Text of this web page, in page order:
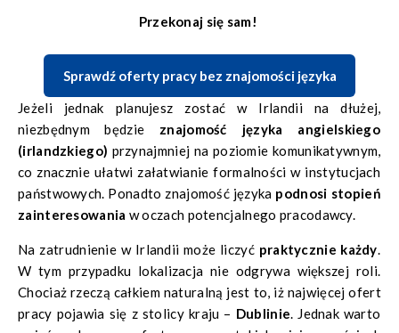
Przekonaj się sam!
Sprawdź oferty pracy bez znajomości języka
Jeżeli jednak planujesz zostać w Irlandii na dłużej,
niezbędnym będzie znajomość języka angielskiego
(irlandzkiego) przynajmniej na poziomie komunikatywnym,
co znacznie ułatwi załatwianie formalności w instytucjach
państwowych. Ponadto znajomość języka podnosi stopień
zainteresowania w oczach potencjalnego pracodawcy.
Na zatrudnienie w Irlandii może liczyć praktycznie każdy.
W tym przypadku lokalizacja nie odgrywa większej roli.
Chociaż rzeczą całkiem naturalną jest to, iż najwięcej ofert
pracy pojawia się z stolicy kraju – Dublinie. Jednak warto